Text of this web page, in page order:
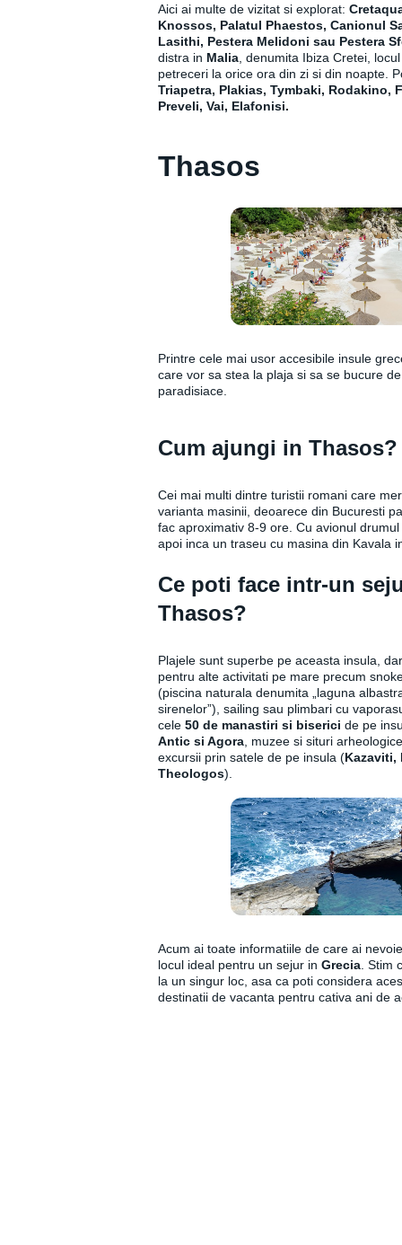
Aici ai multe de vizitat si explorat:
Knossos, Palatul Phaestos, Canionul
Lasithi, Pestera Melidoni sau Pestera
distra in Malia, denumita Ibiza Cretei,
petreceri la orice ora din zi si din noapte.
Triapetra, Plakias, Tymbaki, Rodakino,
Preveli, Vai, Elafonisi.
Thasos
Printre cele mai usor accesibile insule
care vor sa stea la plaja si sa se bucure
paradisiace.
Cum ajungi in Thasos?
Cei mai multi dintre turistii romani care
varianta masinii, deoarece din Bucuresti
fac aproximativ 8-9 ore. Cu avionul
apoi inca un traseu cu masina din Kavala
Ce poti face intr-un
Thasos?
Plajele sunt superbe pe aceasta insula,
pentru alte activitati pe mare precum
(piscina naturala denumita „laguna
sirenelor”), sailing sau plimbari cu
cele 50 de manastiri si biserici de pe
Antic si Agora, muzee si situri
excursii prin satele de pe insula (Kazaviti,
Theologos).
Acum ai toate informatiile de care ai
locul ideal pentru un sejur in Grecia. Stim
la un singur loc, asa ca poti considera
destinatii de vacanta pentru cativa ani de